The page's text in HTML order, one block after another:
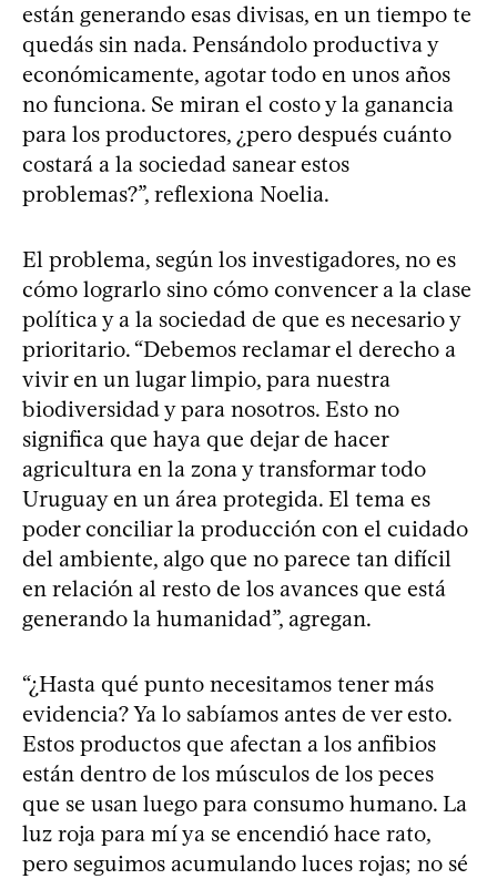
están generando esas divisas, en un tiempo te
quedás sin nada. Pensándolo productiva y
económicamente, agotar todo en unos años
no funciona. Se miran el costo y la ganancia
para los productores, ¿pero después cuánto
costará a la sociedad sanear estos
problemas?”, reflexiona Noelia.
El problema, según los investigadores, no es
cómo lograrlo sino cómo convencer a la clase
política y a la sociedad de que es necesario y
prioritario. “Debemos reclamar el derecho a
vivir en un lugar limpio, para nuestra
biodiversidad y para nosotros. Esto no
significa que haya que dejar de hacer
agricultura en la zona y transformar todo
Uruguay en un área protegida. El tema es
poder conciliar la producción con el cuidado
del ambiente, algo que no parece tan difícil
en relación al resto de los avances que está
generando la humanidad”, agregan.
“¿Hasta qué punto necesitamos tener más
evidencia? Ya lo sabíamos antes de ver esto.
Estos productos que afectan a los anfibios
están dentro de los músculos de los peces
que se usan luego para consumo humano. La
luz roja para mí ya se encendió hace rato,
pero seguimos acumulando luces rojas; no sé